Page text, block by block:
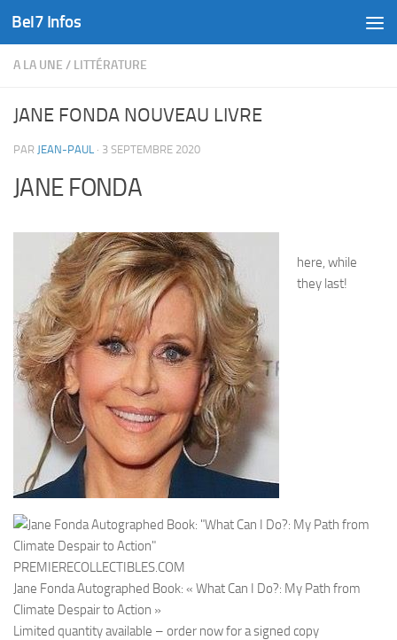
Skip to content
Bel7 Infos
A LA UNE / LITTÉRATURE
JANE FONDA NOUVEAU LIVRE
PAR JEAN-PAUL · 3 SEPTEMBRE 2020
JANE FONDA
here, while
they last!
PREMIERECOLLECTIBLES.COM
Jane Fonda Autographed Book: « What Can I Do?: My Path from
Climate Despair to Action »
Limited quantity available – order now for a signed copy